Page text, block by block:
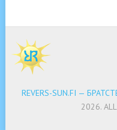
REVERS-SUN.FI —
2026.